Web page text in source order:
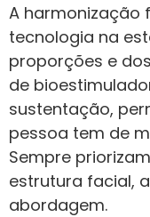
A harmonização
tecnologia na
proporções e
de
sustentação,
pessoa tem de
Sempre
estrutura facial,
abordagem.